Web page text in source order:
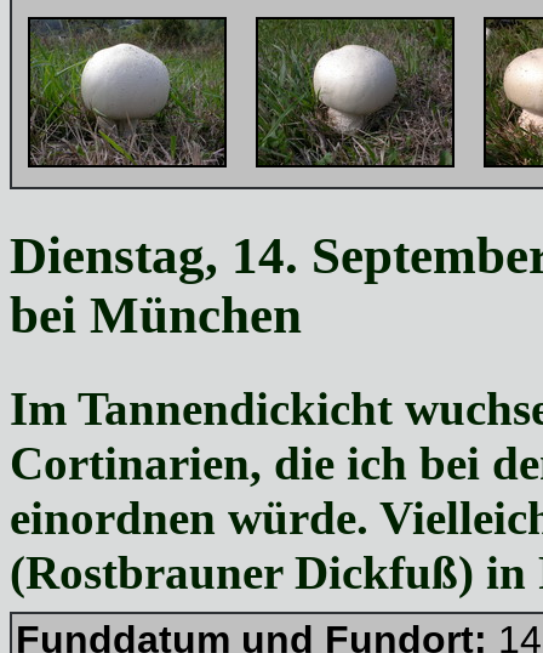
Dienstag, 14.
bei München
Im Tannendickicht
Cortinarien, die ich bei
einordnen würde.
(Rostbrauner Dickfuß) in
Funddatum und Fundort: